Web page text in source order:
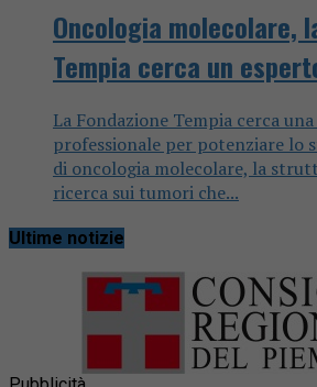
Oncologia molecolare,
Tempia cerca un
La Fondazione Tempia cerca
professionale per potenziare lo
di oncologia molecolare, la
ricerca sui tumori che...
Ultime notizie